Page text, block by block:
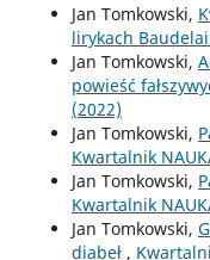
Jan Tomkowski,
lirykach
Jan Tomkowski,
powieść
(2022)
Jan Tomkowski,
Kwartalnik
Jan Tomkowski,
Kwartalnik
Jan Tomkowski,
diabeł ,